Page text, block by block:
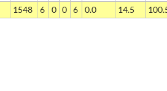
1548 6 0 0 6 0.0 14.5